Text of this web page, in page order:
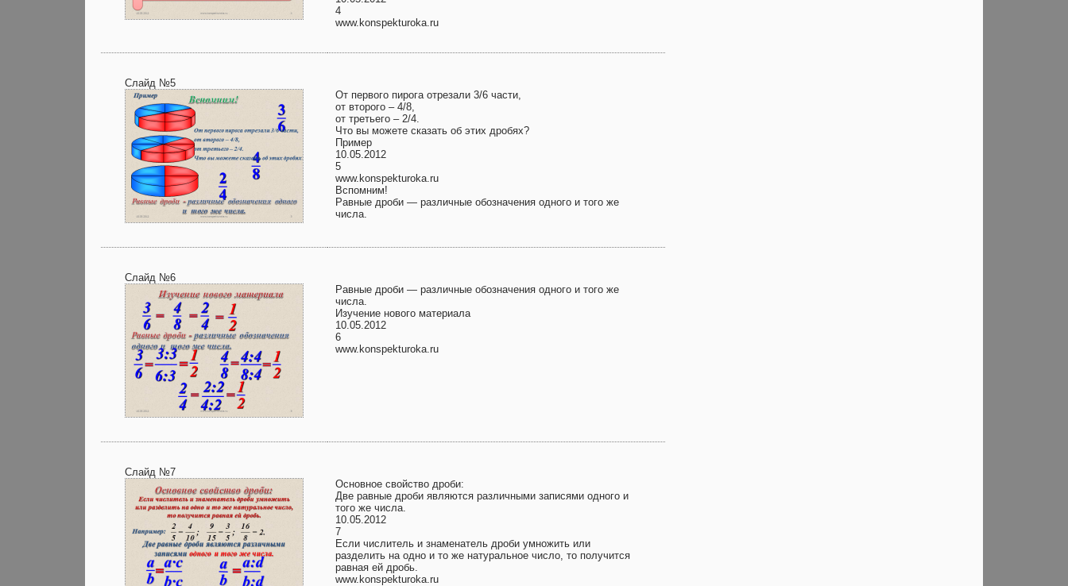
4
www.konspekturoka.ru
Слайд №5
От первого пирога отрезали 3/6 части,
от второго – 4/8,
от третьего – 2/4.
Что вы можете сказать об этих дробях?
Пример
10.05.2012
5
www.konspekturoka.ru
Вспомним!
Равные дроби — различные обозначения одного и того же
числа.
Слайд №6
Равные дроби — различные обозначения одного и того же
числа.
Изучение нового материала
10.05.2012
6
www.konspekturoka.ru
Слайд №7
Основное свойство дроби:
Две равные дроби являются различными записями одного и
того же числа.
10.05.2012
7
Если числитель и знаменатель дроби умножить или
разделить на одно и то же натуральное число, то получится
равная ей дробь.
www.konspekturoka.ru